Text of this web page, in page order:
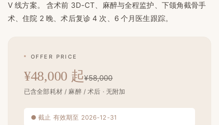
V 线方案。 含术前 3D-CT、麻醉与全程监护、下颌角截骨手
术、住院 2 晚、术后复诊 4 次、6 个月医生跟踪。
OFFER PRICE
¥48,000 起¥58,000
已含全部耗材 / 麻醉 / 术后 · 无附加
● 截止 有效期至 2026-12-31